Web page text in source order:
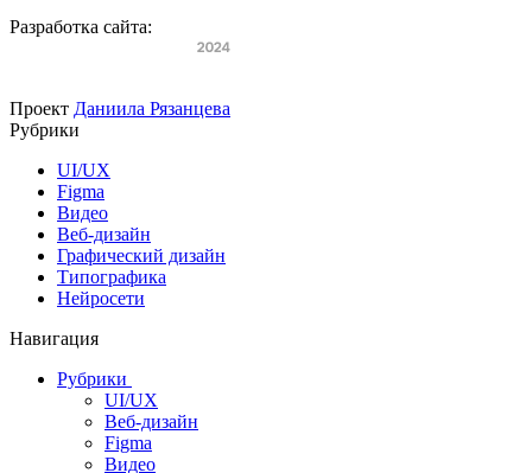
Разработка сайта:
Проект Даниила Рязанцева
Рубрики
UI/UX
Figma
Видео
Веб-дизайн
Графический дизайн
Типографика
Нейросети
Навигация
Рубрики
UI/UX
Веб-дизайн
Figma
Видео